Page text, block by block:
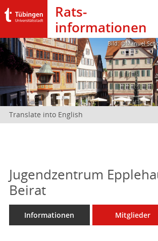
Rats­
informationen
Bild: @Manuel
Translate into English
Jugendzentrum
Beirat
Informationen Mitglieder